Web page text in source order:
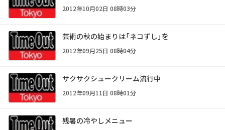
2012年10月02日 08時03分
芸術の秋の始まりは「ネコずし」を
2012年09月25日 08時04分
サクサクシュークリーム流行中
2012年09月11日 08時01分
残暑の冷やしメニュー